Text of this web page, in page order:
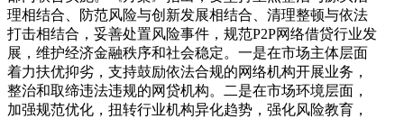
理相结合、防范风险与创新发展相结合、清理整顿与依法
打击相结合，妥善处置风险事件，规范P2P网络借贷行业发
展，维护经济金融秩序和社会稳定。一是在市场主体层面
着力扶优抑劣，支持鼓励依法合规的网络机构开展业务，
整治和取缔违法违规的网贷机构。二是在市场环境层面，
加强规范优化，扭转行业机构异化趋势，强化风险教育，